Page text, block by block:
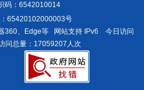
码：6542010014
65420102000003号
360、Edge等 网站支持 IPv6
今日访问
问总量：17059207人次